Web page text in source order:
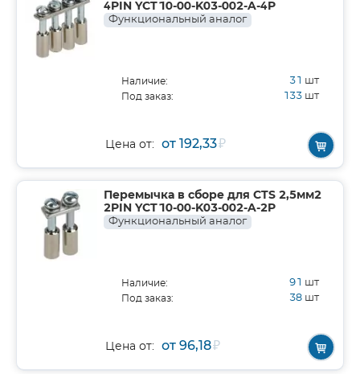
4PIN YCT10-00-K03-002-A-4P
Функциональный аналог
Наличие: 31 шт
Под заказ: 133 шт
Цена от: от 192,33₽
Перемычка в сборе для CTS 2,5мм2
2PIN YCT10-00-K03-002-A-2P
Функциональный аналог
Наличие: 91 шт
Под заказ: 38 шт
Цена от: от 96,18₽